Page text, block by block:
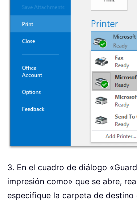
3. En el cuadro de diálogo
impresión como» que se abre,
especifique la carpeta de destino